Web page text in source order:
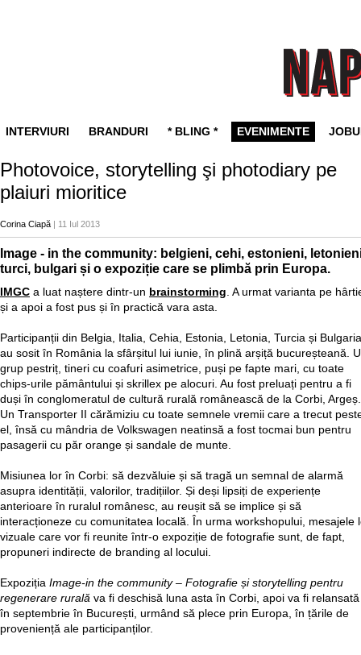
INTERVIURI BRANDURI * BLING * EVENIMENTE
Photovoice, storytelling şi photodiary pe
plaiuri mioritice
Corina Ciapă | 11 Iul 2013
Image - in the community: belgieni, cehi, estonieni,
turci, bulgari și o expoziție care se plimbă prin Europa.
IMGC a luat naștere dintr-un brainstorming. A urmat varianta pe
și a apoi a fost pus și în practică vara asta.
Participanții din Belgia, Italia, Cehia, Estonia, Letonia, Turcia și Bulgaria
au sosit în România la sfârșitul lui iunie, în plină arșiță bucureșteană.
grup pestriț, tineri cu coafuri asimetrice, puși pe fapte mari, cu toate
chips-urile pământului și skrillex pe alocuri. Au fost preluați pentru a fi
duși în conglomeratul de cultură rurală românească de la Corbi, Argeș.
Un Transporter II cărămiziu cu toate semnele vremii care a trecut
el, însă cu mândria de Volkswagen neatinsă a fost tocmai bun pentru
pasagerii cu păr orange și sandale de munte.
Misiunea lor în Corbi: să dezvăluie și să tragă un semnal de alarmă
asupra identității, valorilor, tradițiilor. Și deși lipsiți de experiențe
anterioare în ruralul românesc, au reușit să se implice și să
interacționeze cu comunitatea locală. În urma workshopului, mesajele
vizuale care vor fi reunite într-o expoziție de fotografie sunt, de fapt,
propuneri indirecte de branding al locului.
Expoziția Image-in the community – Fotografie și storytelling pentru
regenerare rurală va fi deschisă luna asta în Corbi, apoi va fi relansată
în septembrie în București, urmând să plece prin Europa, în țările de
proveniență ale participanților.